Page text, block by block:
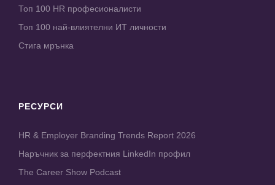
Топ 100 HR професионалисти
Топ 100 най-влиятелни ИТ личности
Стига мрънка
РЕСУРСИ
HR & Employer Branding Trends Report 2026
Наръчник за перфектния LinkedIn профил
The Career Show Podcast